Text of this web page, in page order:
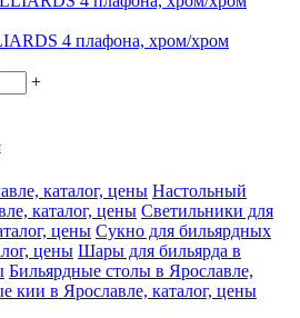
4 плафона, хром/хром
+
каталог, цены Настольный
каталог, цены Светильники для
цены Сукно для бильярдных
цены Шары для бильярда в
Бильярдные столы в Ярославле,
кии в Ярославле, каталог, цены